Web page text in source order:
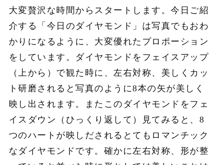
大変贅沢な時間からスタートします。今日ご紹
介する「今日のダイヤモンド」は写真でもおわ
かりになるように、大変優れたプロポーション
をしています。ダイヤモンドをフェイスアップ
（上から）で観た時に、左右対称、美しくカッ
ト研磨されると写真のように8本の矢が美しく
映し出されます。またこのダイヤモンドをフェ
イスダウン（ひっくり返して）見てみると、8
つのハートが映しだされるとてもロマンチック
なダイヤモンドです。確かに左右対称、形が整